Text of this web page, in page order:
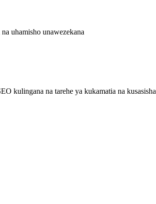
uhamisho unawezekana
kulingana na tarehe ya kukamatia na kusasisha